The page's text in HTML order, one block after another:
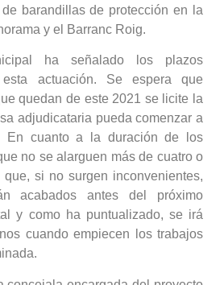
barandillas de protección en la
y el Barranc Roig.
ha señalado los plazos
actuación. Se espera que
quedan de este 2021 se licite la
adjudicataria pueda comenzar a
En cuanto a la duración de los
no se alarguen más de cuatro o
si no surgen inconvenientes,
acabados antes del próximo
y como ha puntualizado, se irá
cuando empiecen los trabajos